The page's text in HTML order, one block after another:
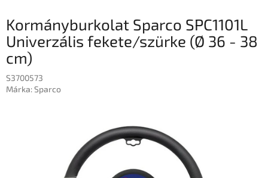
Kormányburkolat Sparco SPC1101L
Univerzális fekete/szürke (Ø 36 - 38
cm)
S3700573
Márka:Sparco